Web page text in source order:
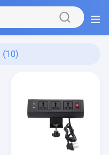
(10)